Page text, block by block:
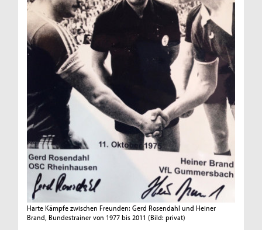
Harte Kämpfe zwischen Freunden: Gerd Rosendahl und Heiner
Brand, Bundestrainer von 1977 bis 2011 (Bild: privat)